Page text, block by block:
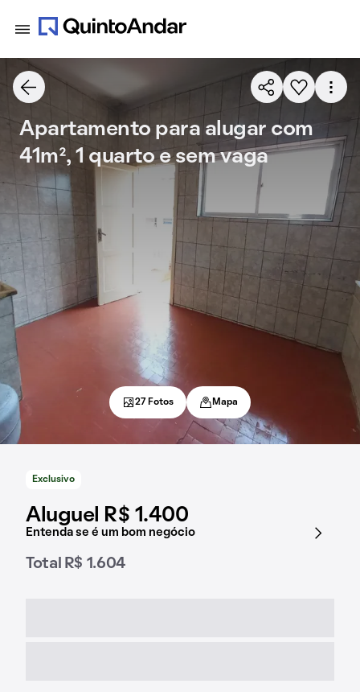
Exclusivo
Aluguel R$ 1.400
Entenda se é um bom negócio
Total R$ 1.604
Apartamento para alugar com
41m², 1 quarto e sem vaga
27 Fotos Mapa